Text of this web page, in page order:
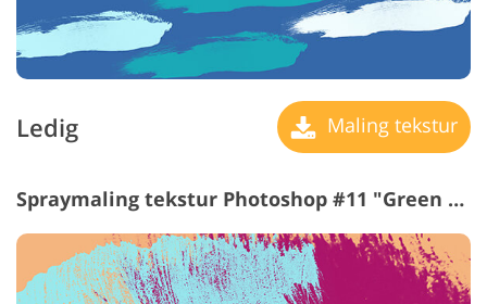
Ledig Maling tekstur
Spraymaling tekstur Photoshop #11 "Green Strokes"